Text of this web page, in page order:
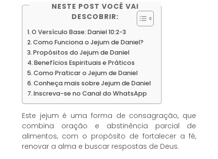
NESTE POST VOCÊ VAI
DESCOBRIR:
O Versículo Base: Daniel 10:2-3
Como Funciona o Jejum de Daniel?
Propósitos do Jejum de Daniel
Benefícios Espirituais e Práticos
Como Praticar o Jejum de Daniel
Conheça mais sobre Jejum de Daniel
Inscreva-se no Canal do WhatsApp
Este jejum é uma forma de consagração, que
combina oração e abstinência parcial de
alimentos, com o propósito de fortalecer a fé,
renovar a alma e buscar respostas de Deus.